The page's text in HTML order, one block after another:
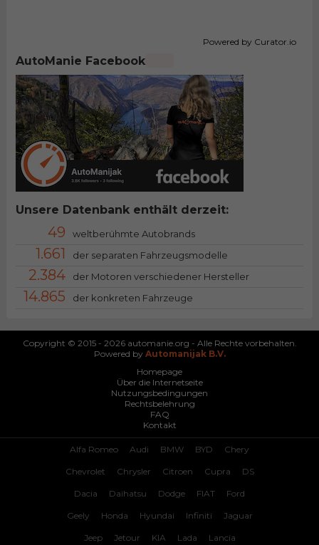
Powered by Curator.io
AutoManie Facebook
Unsere Datenbank enthält derzeit:
49 weltberühmte Autobrands
1.661 der separaten Fahrzeugsmodelle
2.384 der Motoren verschiedener Hersteller
14.865 der konkreten Fahrzeuge
Copyright © 2015 - 2026 automanie.org - Alle Rechte vorbehalten.
Powered by Automanijak B.V.
Homepage
Über die Internetseite
Nutzungsbedingungen
Rechtsbelehrung
FAQ
Kontakt
Alfa Romeo Audi BMW BYD Chery
Chevrolet Chrysler Citroen Cupra DS
Dacia Daihatsu Dodge FIAT Ford
Geely Honda Hyundai Infiniti Jaguar
Jeep Jetour KIA Lada Lancia